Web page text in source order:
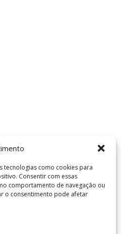
tecnologias como cookies para
Consentir com essas
comportamento de navegação ou
o consentimento pode afetar